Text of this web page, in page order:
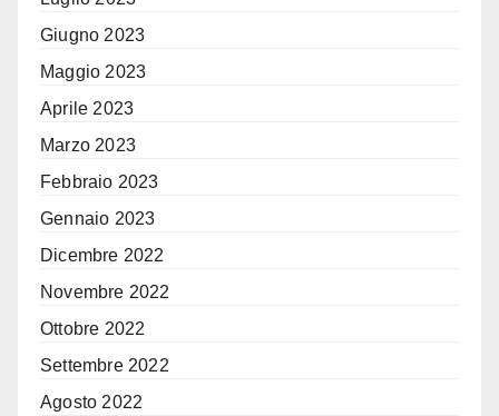
Giugno 2023
Maggio 2023
Aprile 2023
Marzo 2023
Febbraio 2023
Gennaio 2023
Dicembre 2022
Novembre 2022
Ottobre 2022
Settembre 2022
Agosto 2022